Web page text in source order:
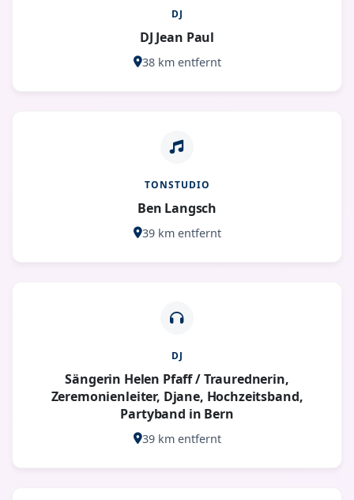
DJ
DJ Jean Paul
38 km entfernt
TONSTUDIO
Ben Langsch
39 km entfernt
DJ
Sängerin Helen Pfaff / Traurednerin,
Zeremonienleiter, Djane, Hochzeitsband,
Partyband in Bern
39 km entfernt